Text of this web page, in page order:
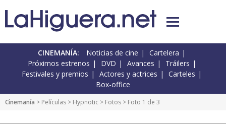
CINEMANÍA: Noticias de cine
Cartelera
Próximos estrenos
DVD Avances
Tráilers
Festivales y premios
Actores y actrices
Carteles
Box-office
Cinemanía > Películas > Hypnotic > Fotos > Foto 1 de 3